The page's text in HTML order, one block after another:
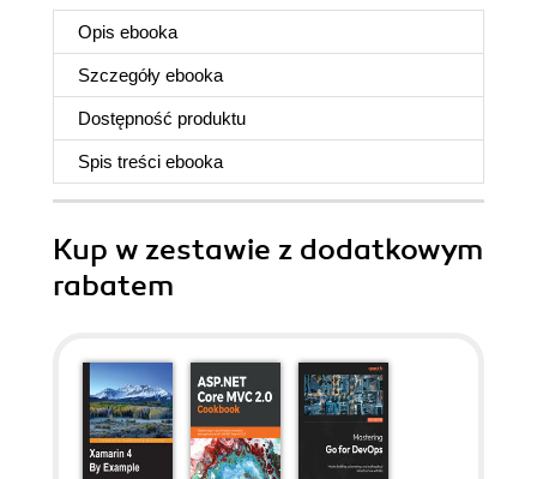
Opis ebooka
Szczegóły ebooka
Dostępność produktu
Spis treści ebooka
Kup w zestawie z dodatkowym
rabatem